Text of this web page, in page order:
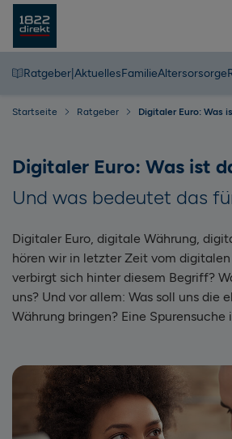
Ratgeber AktuellesFamilieAltersorsorge
Startseite Ratgeber Digitaler Euro: Was
Digitaler Euro: Was ist
Und was bedeutet das
Digitaler Euro, digitale Währung,
hören wir in letzter Zeit vom digitalen
verbirgt sich hinter diesem Begriff?
uns? Und vor allem: Was soll uns die
Währung bringen? Eine Spurensuche